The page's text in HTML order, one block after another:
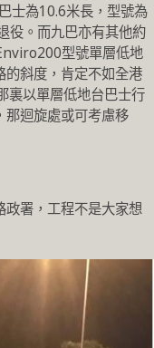
士為10.6米長，型號為
役。而九巴亦有其他約
型號單層低地
的斜度，肯定不如全港
裏以單層低地台巴士行
那迴旋處或可考慮移
政署，工程不是大家想